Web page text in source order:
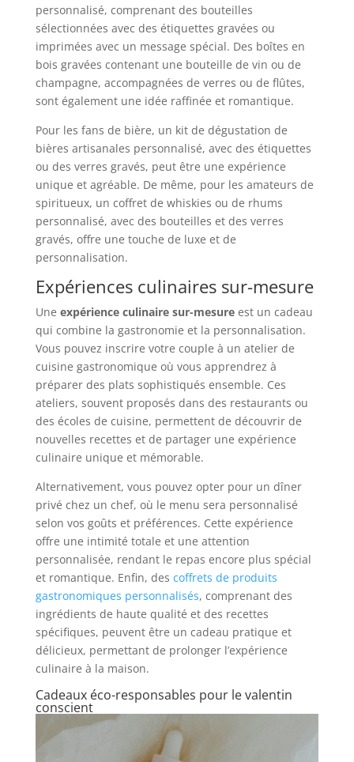
personnalisé, comprenant des bouteilles
sélectionnées avec des étiquettes gravées ou
imprimées avec un message spécial. Des boîtes en
bois gravées contenant une bouteille de vin ou de
champagne, accompagnées de verres ou de flûtes,
sont également une idée raffinée et romantique.
Pour les fans de bière, un kit de dégustation de
bières artisanales personnalisé, avec des étiquettes
ou des verres gravés, peut être une expérience
unique et agréable. De même, pour les amateurs de
spiritueux, un coffret de whiskies ou de rhums
personnalisé, avec des bouteilles et des verres
gravés, offre une touche de luxe et de
personnalisation.
Expériences culinaires sur-mesure
Une expérience culinaire sur-mesureest un cadeau
qui combine la gastronomie et la personnalisation.
Vous pouvez inscrire votre couple à un atelier de
cuisine gastronomique où vous apprendrez à
préparer des plats sophistiqués ensemble. Ces
ateliers, souvent proposés dans des restaurants ou
des écoles de cuisine, permettent de découvrir de
nouvelles recettes et de partager une expérience
culinaire unique et mémorable.
Alternativement, vous pouvez opter pour un dîner
privé chez un chef, où le menu sera personnalisé
selon vos goûts et préférences. Cette expérience
offre une intimité totale et une attention
personnalisée, rendant le repas encore plus spécial
et romantique. Enfin, des coffrets de produits
gastronomiques personnalisés, comprenant des
ingrédients de haute qualité et des recettes
spécifiques, peuvent être un cadeau pratique et
délicieux, permettant de prolonger l’expérience
culinaire à la maison.
Cadeaux éco-responsables pour le valentin
conscient